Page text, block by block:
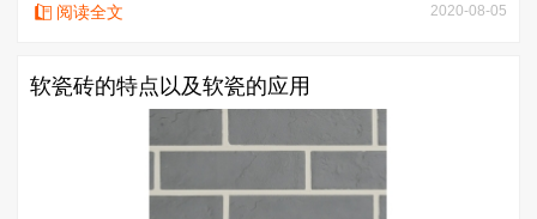
阅读全文 2020-08-05
软瓷砖的特点以及软瓷的应用